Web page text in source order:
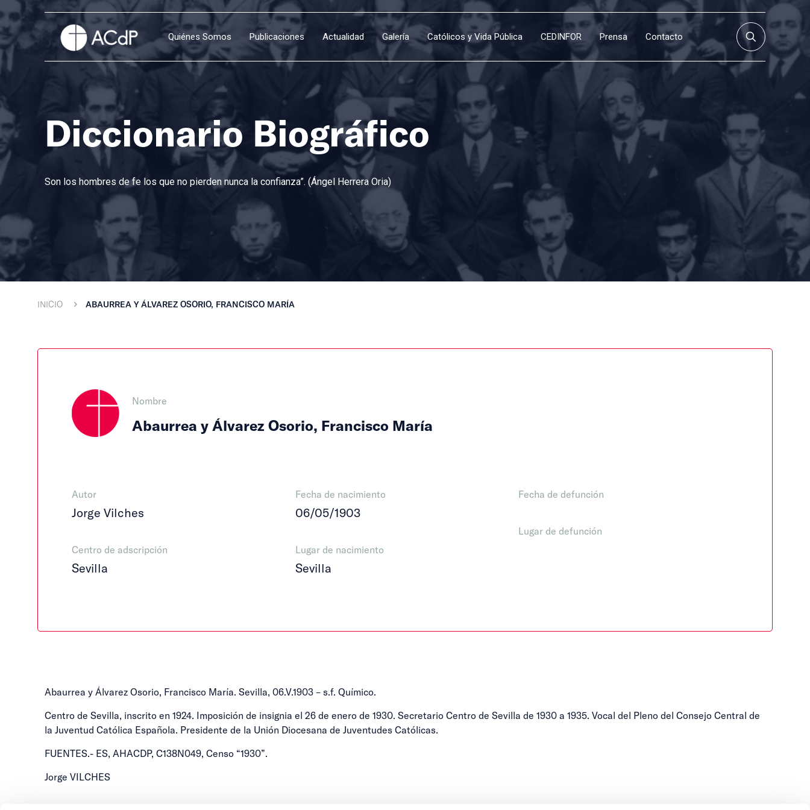
Quiénes Somos Publicaciones Actualidad Galería Católicos y Vida Pública CEDINFOR Prensa Contacto
Diccionario Biográfico
Son los hombres de fe los que no pierden nunca la confianza”. (Ángel Herrera Oria)
INICIO ABAURREA Y ÁLVAREZ OSORIO, FRANCISCO MARÍA
Nombre
Abaurrea y Álvarez Osorio, Francisco María
Autor
Jorge Vilches
Centro de adscripción
Sevilla
Fecha de nacimiento
06/05/1903
Lugar de nacimiento
Sevilla
Fecha de defunción
Lugar de defunción
Abaurrea y Álvarez Osorio, Francisco María. Sevilla, 06.V.1903 – s.f. Químico.
Centro de Sevilla, inscrito en 1924. Imposición de insignia el 26 de enero de 1930. Secretario Centro de Sevilla de 1930 a 1935. Vocal del Pleno del Consejo Central de
la Juventud Católica Española. Presidente de la Unión Diocesana de Juventudes Católicas.
FUENTES.- ES, AHACDP, C138N049, Censo “1930”.
Jorge VILCHES